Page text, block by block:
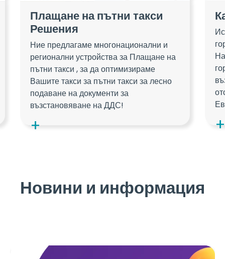
Плащане на пътни такси
Решения
Ние предлагаме многонационални и
регионални устройства за Плащане на
пътни такси , за да оптимизираме
Вашите такси за пътни такси за лесно
подаване на документи за
възстановяване на ДДС!
Новини и информация